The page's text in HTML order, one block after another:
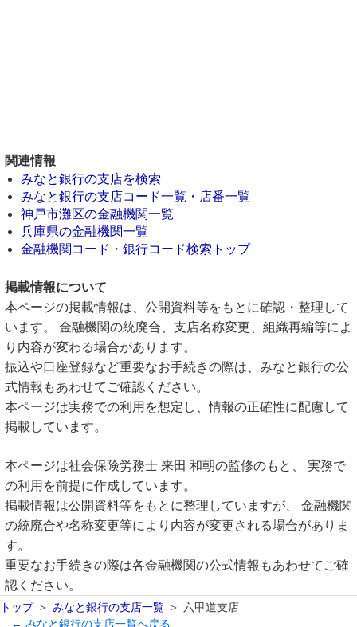
関連情報
みなと銀行の支店を検索
みなと銀行の支店コード一覧・店番一覧
神戸市灘区の金融機関一覧
兵庫県の金融機関一覧
金融機関コード・銀行コード検索トップ
掲載情報について
本ページの掲載情報は、公開資料等をもとに確認・整理して
います。 金融機関の統廃合、支店名称変更、組織再編等によ
り内容が変わる場合があります。
振込や口座登録など重要なお手続きの際は、みなと銀行の公
式情報もあわせてご確認ください。
本ページは実務での利用を想定し、情報の正確性に配慮して
掲載しています。
本ページは社会保険労務士 来田 和朝の監修のもと、 実務で
の利用を前提に作成しています。
掲載情報は公開資料等をもとに整理していますが、 金融機関
の統廃合や名称変更等により内容が変更される場合がありま
す。
重要なお手続きの際は各金融機関の公式情報もあわせてご確
認ください。
トップ みなと銀行の支店一覧
六甲道支店
← みなと銀行の支店一覧へ戻る